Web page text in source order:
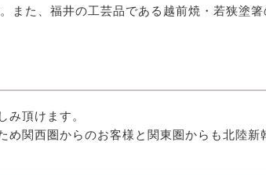
また、福井の工芸品である越前焼・若狭塗箸
み頂けます。
め関西圏からのお客様と関東圏からも北陸新